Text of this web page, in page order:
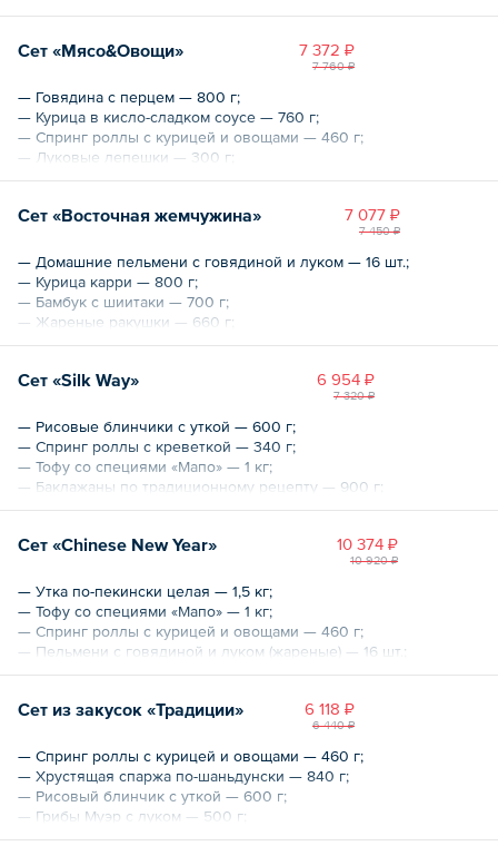
— Курица в сладко-остром соусе — 900 г;
7 372 ₽
7 760 ₽
Сет «Мясо&Овощи»
— Говядина с перцем — 800 г;
— Курица в кисло-сладком соусе — 760 г;
— Спринг роллы с курицей и овощами — 460 г;
— Луковые лепешки — 300 г;
— Грибы Муэр с луком — 500 г;
7 077 ₽
7 450 ₽
Сет «Восточная жемчужина»
— Домашние пельмени с говядиной и луком — 16 шт.;
— Курица карри — 800 г;
— Бамбук с шиитаки — 700 г;
— Жареные ракушки — 660 г;
— Жареное молоко — 450 г.
Общий вес – 2960 г 6 954 ₽
7 320 ₽
Сет «Silk Way»
— Рисовые блинчики с уткой — 600 г;
— Спринг роллы с креветкой — 340 г;
— Тофу со специями «Мапо» — 1 кг;
— Баклажаны по традиционному рецепту — 900 г;
— Креветки с васаби — 360 г.
Общий вес – 3.2 кг 10 374 ₽
10 920 ₽
Сет «Chinese New Year»
— Утка по-пекински целая — 1,5 кг;
— Тофу со специями «Мапо» — 1 кг;
— Спринг роллы с курицей и овощами — 460 г;
— Пельмени с говядиной и луком (жареные) — 16 шт.;
— Битые огурцы — 500 г;
6 118 ₽
6 440 ₽
Сет из закусок «Традиции»
— Спринг роллы с курицей и овощами — 460 г;
— Хрустящая спаржа по-шаньдунски — 840 г;
— Рисовый блинчик с уткой — 600 г;
— Грибы Муэр с луком — 500 г;
— Баоцзы жареные — 10 шт.